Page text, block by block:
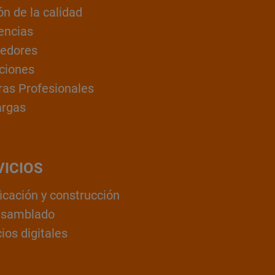
de la calidad
Profesionales
y construcción
digitales